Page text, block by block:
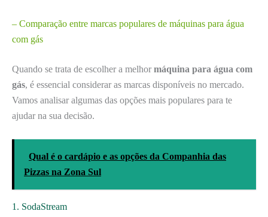
– Comparação entre marcas populares de máquinas para água
com gás
Quando se trata de escolher a melhor máquina para água com
gás, é essencial considerar as marcas disponíveis no mercado.
Vamos analisar algumas das opções mais populares para te
ajudar na sua decisão.
Qual é o cardápio e as opções da Companhia das
Pizzas na Zona Sul
1. SodaStream